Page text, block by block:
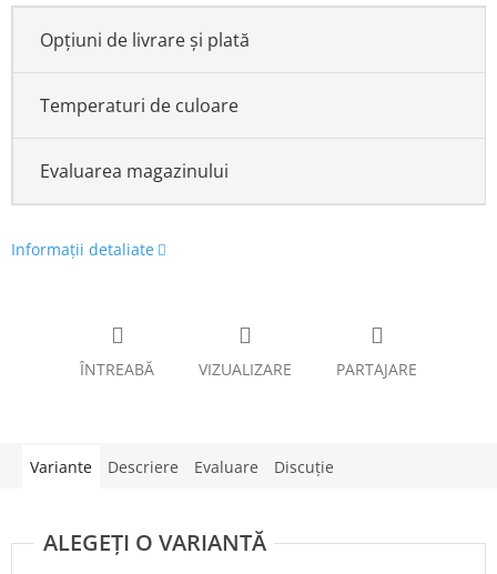
Opțiuni de livrare și plată
Temperaturi de culoare
Evaluarea magazinului
Informaţii detaliate
ÎNTREABĂ VIZUALIZARE PARTAJARE
Variante Descriere Evaluare Discuţie